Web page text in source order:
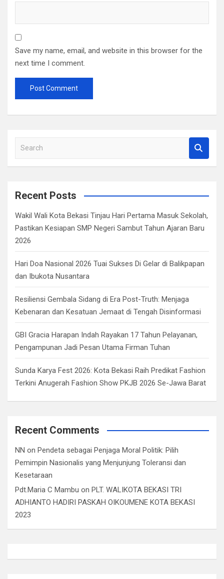
Save my name, email, and website in this browser for the
next time I comment.
a
c
Recent Posts
Wakil Wali Kota Bekasi Tinjau Hari Pertama Masuk Sekolah,
Pastikan Kesiapan SMP Negeri Sambut Tahun Ajaran Baru
2026
Hari Doa Nasional 2026 Tuai Sukses Di Gelar di Balikpapan
dan Ibukota Nusantara
Resiliensi Gembala Sidang di Era Post-Truth: Menjaga
Kebenaran dan Kesatuan Jemaat di Tengah Disinformasi
GBI Gracia Harapan Indah Rayakan 17 Tahun Pelayanan,
Pengampunan Jadi Pesan Utama Firman Tuhan
Sunda Karya Fest 2026: Kota Bekasi Raih Predikat Fashion
Terkini Anugerah Fashion Show PKJB 2026 Se-Jawa Barat
Recent Comments
NN on Pendeta sebagai Penjaga Moral Politik: Pilih
Pemimpin Nasionalis yang Menjunjung Toleransi dan
Kesetaraan
Pdt.Maria C Mambu on PLT. WALIKOTA BEKASI TRI
ADHIANTO HADIRI PASKAH OIKOUMENE KOTA BEKASI
2023